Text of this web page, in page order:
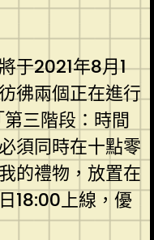
2021年8月1
彿兩個正在進行
三階段：時間
須同時在十點零
的禮物，放置在
18:00上線，優